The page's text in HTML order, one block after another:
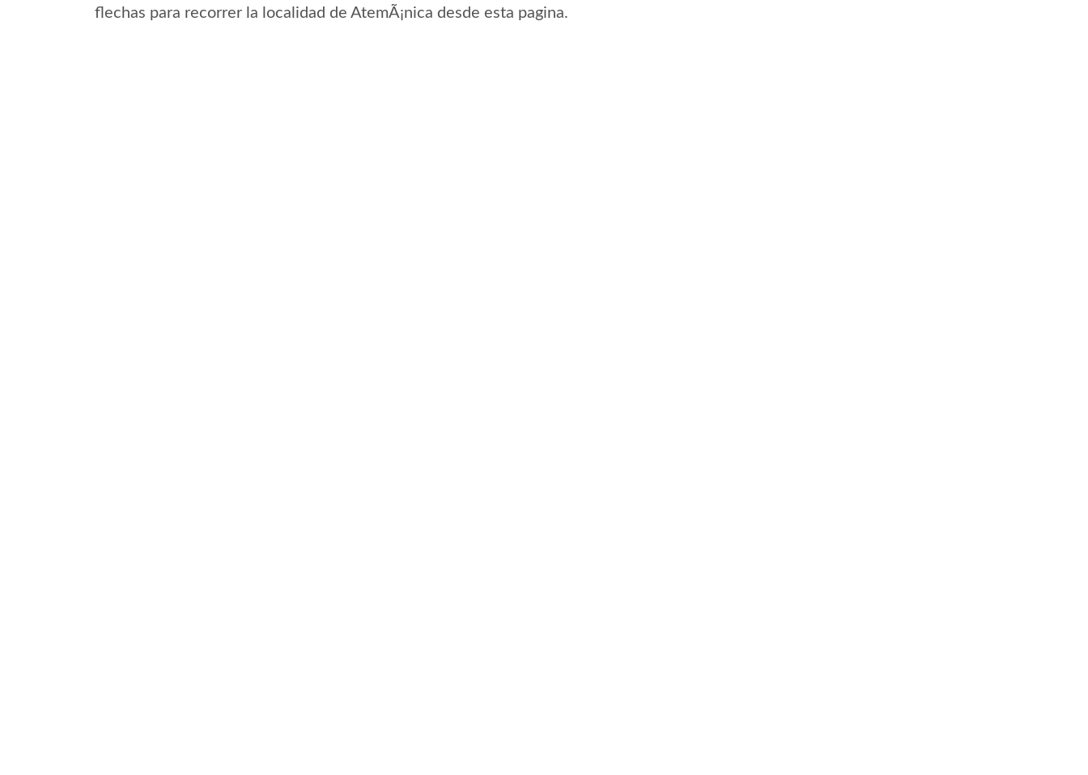
flechas para recorrer la localidad de AtemÃ¡nica desde esta pagina.